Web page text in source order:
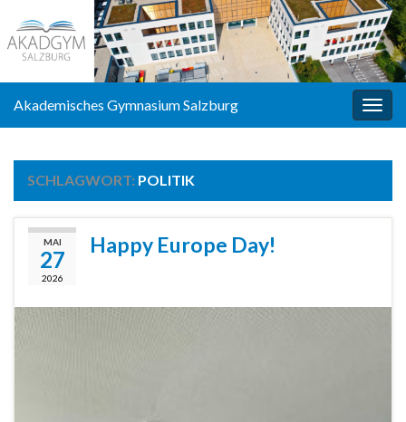
Akademisches Gymnasium Salzburg
SCHLAGWORT: POLITIK
MAI
27
2026
Happy Europe Day!